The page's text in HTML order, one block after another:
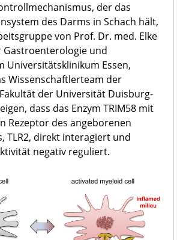
der das
des Darms in Schach hält,
von Prof. Dr. med. Elke
Gastroenterologie und
Universitätsklinikum Essen,
Wissenschaftlerteam der
der Universität Duisburg-
dass das Enzym TRIM58 mit
Rezeptor des angeborenen
TLR2, direkt interagiert und
negativ reguliert.